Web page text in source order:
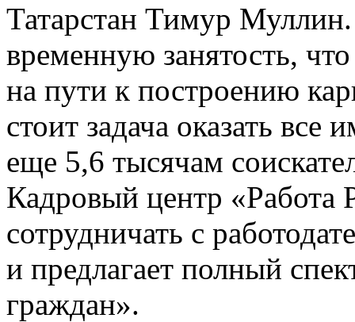
Татарстан Тимур
временную занятость,
на пути к построению
стоит задача оказать
еще 5,6 тысячам
Кадровый центр «Работа
сотрудничать с
и предлагает полный
граждан».